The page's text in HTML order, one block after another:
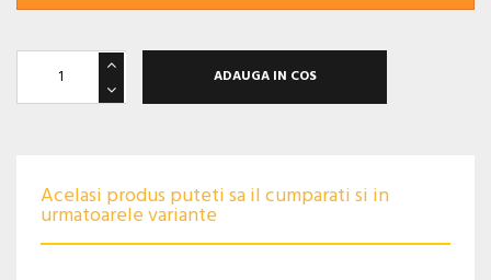
ADAUGA IN COS
Acelasi produs puteti sa il cumparati si in
urmatoarele variante